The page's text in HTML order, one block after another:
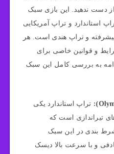
دست ندهید. این بازی سبک
استاندارد و تراپ آمریکایی
و تراپ هندی است. هر
و قوانین خاصی برای
به بررسی کامل این سبک
تراپ استاندارد یکی
تیراندازی است که
شرط بندی در این سبک
و با سرعت بالا دیسک